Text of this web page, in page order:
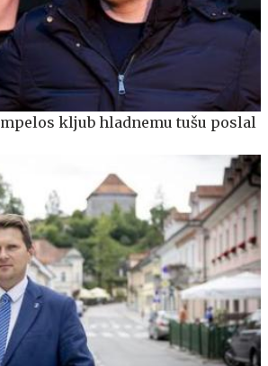
kljub hladnemu tušu poslal